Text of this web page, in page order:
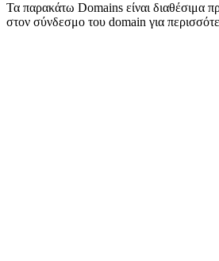
Τα παρακάτω Domains είναι διαθέσιμα
στον σύνδεσμο του domain για